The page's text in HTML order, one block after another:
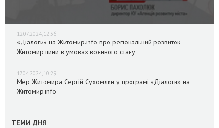
12.07.2024, 12:36
«Діалоги» на Житомир.info про регіональний розвиток
Житомирщини в умовах воєнного стану
17.04.2024, 10:29
Мер Житомира Сергій Сухомлин у програмі «Діалоги» на
Житомир.info
ТЕМИ ДНЯ